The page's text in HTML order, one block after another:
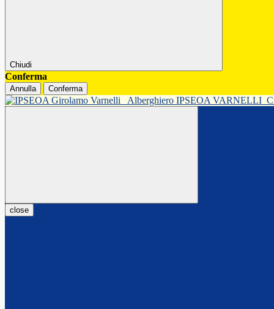
Chiudi
Conferma
Annulla Conferma
Alberghiero IPSEOA VARNELLI
close